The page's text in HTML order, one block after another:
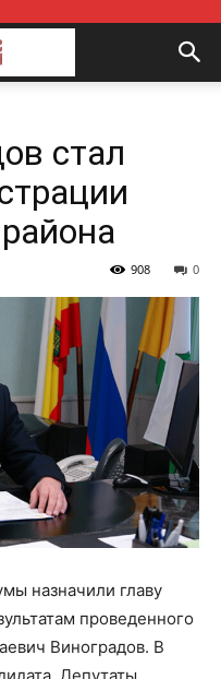
стал
0
908
назначили главу
проведенного
Виноградов. В